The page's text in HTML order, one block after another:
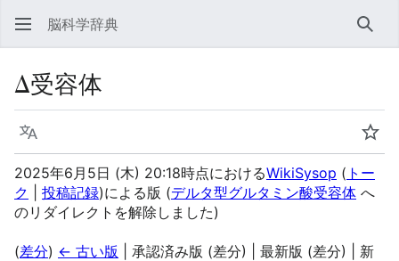
脳科学辞典 検索
Δ受容体
言語
ウ
2025年6月5日 (木) 20:18時点におけるWikiSysop ( トー
ク
投稿記録)による版 (デルタ型グルタミン酸受容体 へ
のリダイレクトを解除しました)
(差分) ← 古い版 | 承認済み版 (差分) | 最新版 (差分) | 新